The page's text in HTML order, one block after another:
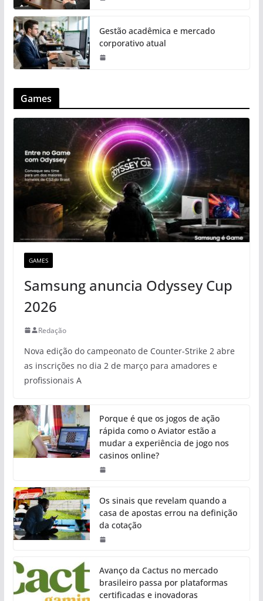
Gestão acadêmica e mercado
corporativo atual
Games
GAMES
Samsung anuncia Odyssey Cup
2026
Redação
Nova edição do campeonato de Counter-Strike 2 abre
as inscrições no dia 2 de março para amadores e
profissionais A
Porque é que os jogos de ação
rápida como o Aviator estão a
mudar a experiência de jogo nos
casinos online?
Os sinais que revelam quando a
casa de apostas errou na definição
da cotação
Avanço da Cactus no mercado
brasileiro passa por plataformas
certificadas e inovadoras